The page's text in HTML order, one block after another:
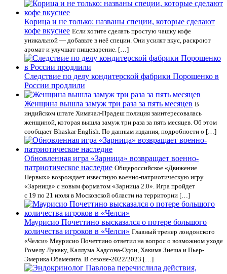
Корица и не только: названы специи, которые сделают
кофе вкуснее Если хотите сделать простую чашку кофе
уникальной — добавьте в неё специи. Они усилят вкус, раскроют
аромат и улучшат пищеварение. […]
Следствие по делу кондитерской фабрики Порошенко в
России продлили
Женщина вышла замуж три раза за пять месяцев В
индийском штате Химачал-Прадеш полиция заинтересовалась
женщиной, которая вышла замуж три раза за пять месяцев. Об этом
сообщает Bhaskar English. По данным издания, подробности о […]
Обновленная игра «Зарница» возвращает военно-
патриотическое наследие Общероссийское «Движение
Первых» возрождает известную военно-патриотическую игру
«Зарница» с новым форматом «Зарница 2.0». Игра пройдет
с 19 по 21 июля в Московской области на территории […]
Маурисио Почеттино высказался о потере большого
количества игроков в «Челси» Главный тренер лондонского
«Челси» Маурисио Почеттино ответил на вопрос о возможном уходе
Ромелу Лукаку, Каллума Хадсона-Одои, Хакима Зиеша и Пьер-
Эмерика Обамеянга. В сезоне-2022/2023 […]